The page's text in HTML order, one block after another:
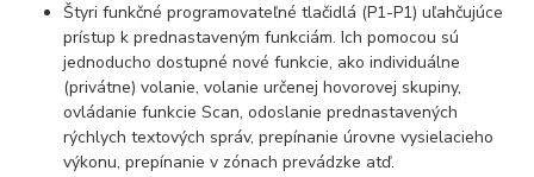
Štyri funkčné programovateľné tlačidlá (P1-P1) uľahčujúce
prístup k prednastaveným funkciám. Ich pomocou sú
jednoducho dostupné nové funkcie, ako individuálne
(privátne) volanie, volanie určenej hovorovej skupiny,
ovládanie funkcie Scan, odoslanie prednastavených
rýchlych textových správ, prepínanie úrovne vysielacieho
výkonu, prepínanie v zónach prevádzke atď.